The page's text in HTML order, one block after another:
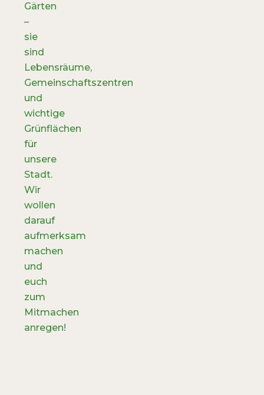
Gärten
–
sie
sind
Lebensräume,
Gemeinschaftszentren
und
wichtige
Grünflächen
für
unsere
Stadt.
Wir
wollen
darauf
aufmerksam
machen
und
euch
zum
Mitmachen
anregen!